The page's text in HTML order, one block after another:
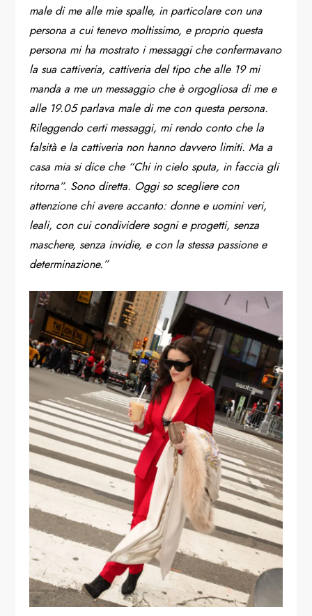
male di me alle mie spalle, in particolare con una
persona a cui tenevo moltissimo, e proprio questa
persona mi ha mostrato i messaggi che confermavano
la sua cattiveria, cattiveria del tipo che alle 19 mi
manda a me un messaggio che è orgogliosa di me e
alle 19.05 parlava male di me con questa persona.
Rileggendo certi messaggi, mi rendo conto che la
falsità e la cattiveria non hanno davvero limiti. Ma a
casa mia si dice che “Chi in cielo sputa, in faccia gli
ritorna”. Sono diretta. Oggi so scegliere con
attenzione chi avere accanto: donne e uomini veri,
leali, con cui condividere sogni e progetti, senza
maschere, senza invidie, e con la stessa passione e
determinazione.”